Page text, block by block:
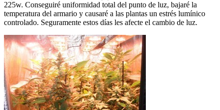
225w. Conseguiré uniformidad total del punto de luz, bajaré la
temperatura del armario y causaré a las plantas un estrés lumínico
controlado. Seguramente estos días les afecte el cambio de luz.